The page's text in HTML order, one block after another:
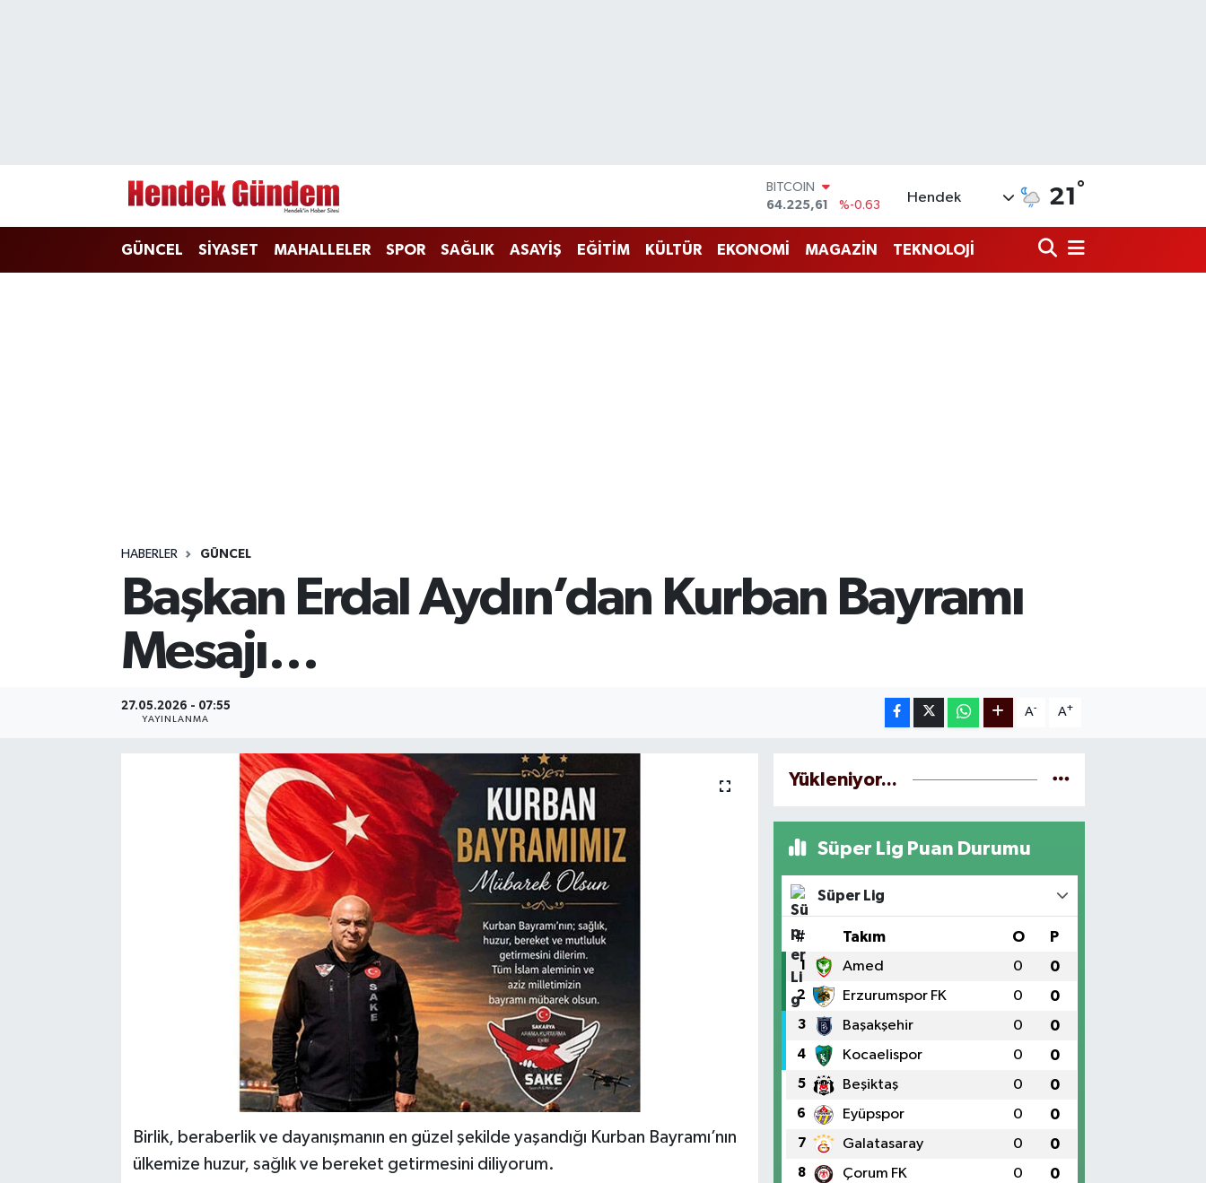
64.225,61
DOLAR
47,7143
%0.16
EURO
Hendek 21 °
GÜNCEL SİYASET MAHALLELER SPOR SAĞLIK ASAYİŞ EĞİTİM KÜLTÜR EKONOMİ MAGAZİN TEKNOLOJİ
HABERLER GÜNCEL
Başkan Erdal Aydın’dan Kurban Bayramı
Mesajı…
27.05.2026 - 07:55
YAYINLANMA
A- A+
Birlik, beraberlik ve dayanışmanın en güzel şekilde yaşandığı Kurban Bayramı’nın
ülkemize huzur, sağlık ve bereket getirmesini diliyorum.
Yükleniyor...
Süper Lig Puan Durumu
Süper Lig
# Takım O P
1 Amed 0 0
2 Erzurumspor FK 0 0
3 Başakşehir 0 0
4 Kocaelispor 0 0
5 Beşiktaş 0 0
6 Eyüpspor 0 0
7 Galatasaray 0 0
8 Çorum FK 0 0
Sakarya Trafik Yoğunluk Haritası
Süper Lig Puan Durumu ve Fikstür